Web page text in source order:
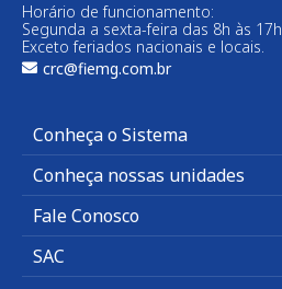
Horário de funcionamento:
Segunda a sexta-feira das 8h às 17h
Exceto feriados nacionais e locais.
crc@fiemg.com.br
Conheça o Sistema
Conheça nossas unidades
Fale Conosco
SAC